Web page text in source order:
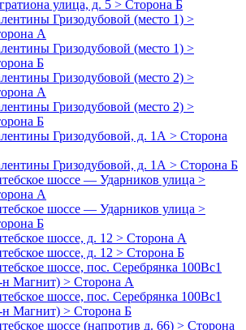
улица, д. 5 > Сторона Б
Гризодубовой (место 1) >
А
Гризодубовой (место 1) >
Б
Гризодубовой (место 2) >
А
Гризодубовой (место 2) >
Б
Гризодубовой, д. 1А > Сторона
Гризодубовой, д. 1А > Сторона Б
шоссе — Ударников улица >
А
шоссе — Ударников улица >
Б
шоссе, д. 12 > Сторона А
шоссе, д. 12 > Сторона Б
шоссе, пос. Серебрянка 100Вс1
Магнит) > Сторона А
шоссе, пос. Серебрянка 100Вс1
Магнит) > Сторона Б
шоссе (напротив д. 66) > Сторона